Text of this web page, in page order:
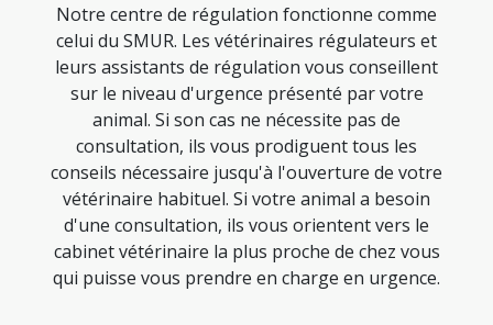
Notre centre de régulation fonctionne comme
celui du SMUR. Les vétérinaires régulateurs et
leurs assistants de régulation vous conseillent
sur le niveau d'urgence présenté par votre
animal. Si son cas ne nécessite pas de
consultation, ils vous prodiguent tous les
conseils nécessaire jusqu'à l'ouverture de votre
vétérinaire habituel. Si votre animal a besoin
d'une consultation, ils vous orientent vers le
cabinet vétérinaire la plus proche de chez vous
qui puisse vous prendre en charge en urgence.